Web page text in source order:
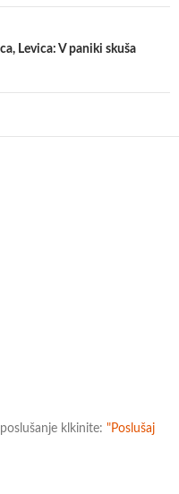
Levica: V paniki skuša
klkinite: "Poslušaj